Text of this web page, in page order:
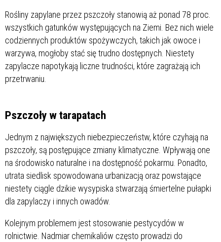
Rośliny zapylane przez pszczoły stanowią aż ponad 78 proc.
wszystkich gatunków występujących na Ziemi. Bez nich wiele
codziennych produktów spożywczych, takich jak owoce i
warzywa, mogłoby stać się trudno dostępnych. Niestety
zapylacze napotykają liczne trudności, które zagrażają ich
przetrwaniu.
Pszczoły w tarapatach
Jednym z największych niebezpieczeństw, które czyhają na
pszczoły, są postępujące zmiany klimatyczne. Wpływają one
na środowisko naturalne i na dostępność pokarmu. Ponadto,
utrata siedlisk spowodowana urbanizacją oraz powstające
niestety ciągle dzikie wysypiska stwarzają śmiertelne pułapki
dla zapylaczy i innych owadów.
Kolejnym problemem jest stosowanie pestycydów w
rolnictwie. Nadmiar chemikaliów często prowadzi do